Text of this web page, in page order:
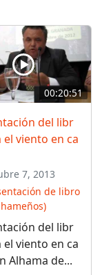
00:20:51
del libr
el viento en ca
7, 2013
de libro
del libr
el viento en ca
Alhama de...